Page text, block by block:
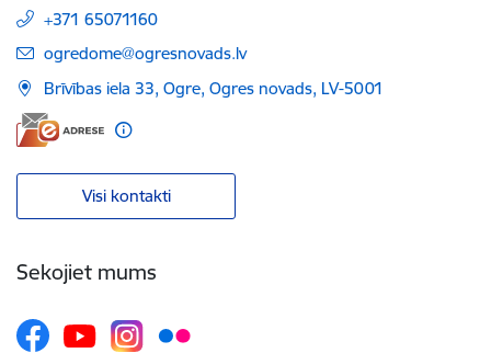
+371 65071160
E-pasts:
ogredome@ogresnovads.lv
Brīvības iela 33, Ogre, Ogres novads, LV-5001
Visi kontakti
Sekojiet mums